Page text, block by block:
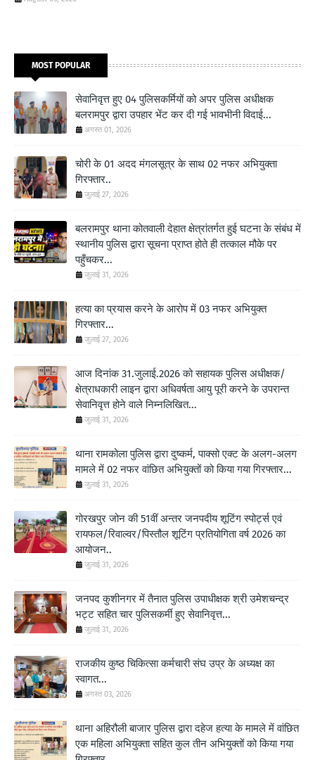
MOST POPULAR
सेवानिवृत्त हुए 04 पुलिसकर्मियों को अपर पुलिस अधीक्षक
बलरामपुर द्वारा उपहार भेंट कर दी गई भावभीनी विदाई...
अगस्त 01, 2026
चोरी के 01 अदद मंगलसूत्र के साथ 02 नफर अभियुक्ता
गिरफ्तार..
जुलाई 27, 2026
बलरामपुर थाना कोतवाली देहात क्षेत्रांतर्गत हुई घटना के संबंध में
स्थानीय पुलिस द्वारा सूचना प्राप्त होते ही तत्काल मौके पर
पहुँचकर...
जुलाई 31, 2026
हत्या का प्रयास करने के आरोप में 03 नफर अभियुक्त
गिरफ्तार...
जुलाई 27, 2026
आज दिनांक 31.जुलाई.2026 को सहायक पुलिस अधीक्षक/
क्षेत्राधकारी लाइन द्वारा अधिवर्षता आयु पूरी करने के उपरान्त
सेवानिवृत्त होने वाले निम्नलिखित...
जुलाई 31, 2026
थाना रामकोला पुलिस द्वारा दुष्कर्म, पाक्सो एक्ट के अलग-अलग
मामले में 02 नफर वांछित अभियुक्तों को किया गया गिरफ्तार...
जुलाई 31, 2026
गोरखपुर जोन की 51वीं अन्तर जनपदीय शूटिंग स्पोर्ट्स एवं
रायफल/रिवाल्वर/पिस्तौल शूटिंग प्रतियोगिता वर्ष 2026 का
आयोजन..
जुलाई 31, 2026
जनपद कुशीनगर में तैनात पुलिस उपाधीक्षक श्री उमेशचन्द्र
भट्ट सहित चार पुलिसकर्मी हुए सेवानिवृत्त...
जुलाई 31, 2026
राजकीय कुष्ठ चिकित्सा कर्मचारी संघ उप्र के अध्यक्ष का
स्वागत...
अगस्त 03, 2026
थाना अहिरौली बाजार पुलिस द्वारा दहेज हत्या के मामले में वांछित
एक महिला अभियुक्ता सहित कुल तीन अभियुक्तों को किया गया